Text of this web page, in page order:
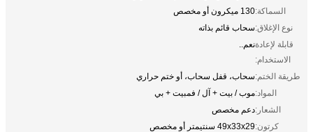
السماكة:130 ميكرون أو مخصص
نوع الإغلاق:سحاب قائم بذاته
قابلة لإعادة
الاستخدام:
نعم..
طريقة الختم:سحاب، قفل سحاب، أو ختم حراري
المواد:موب / بيت + آل / فمبيت + بي
الشعار:دعم مخصص
كرتون:49x33x29 سنتيمتر أو مخصص